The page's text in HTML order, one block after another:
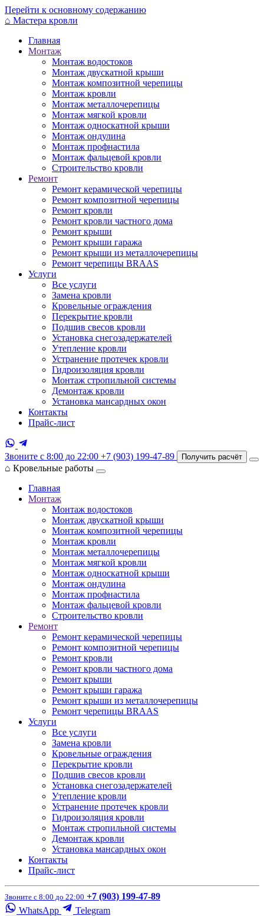
Перейти к основному содержанию
⌂ Мастера кровли
Главная
Монтаж
Монтаж водостоков
Монтаж двускатной крыши
Монтаж композитной черепицы
Монтаж кровли
Монтаж металлочерепицы
Монтаж мягкой кровли
Монтаж односкатной крыши
Монтаж ондулина
Монтаж профнастила
Монтаж фальцевой кровли
Строительство кровли
Ремонт
Ремонт керамической черепицы
Ремонт композитной черепицы
Ремонт кровли
Ремонт кровли частного дома
Ремонт крыши
Ремонт крыши гаража
Ремонт крыши из металлочерепицы
Ремонт черепицы BRAAS
Услуги
Все услуги
Замена кровли
Кровельные ограждения
Перекрытие кровли
Подшив свесов кровли
Установка снегозадержателей
Утепление кровли
Устранение протечек кровли
Гидроизоляция кровли
Монтаж стропильной системы
Демонтаж кровли
Установка мансардных окон
Контакты
Прайс-лист
Звоните с 8:00 до 22:00 +7 (903) 199-47-89 Получить расчёт
⌂ Кровельные работы
Главная
Монтаж
Монтаж водостоков
Монтаж двускатной крыши
Монтаж композитной черепицы
Монтаж кровли
Монтаж металлочерепицы
Монтаж мягкой кровли
Монтаж односкатной крыши
Монтаж ондулина
Монтаж профнастила
Монтаж фальцевой кровли
Строительство кровли
Ремонт
Ремонт керамической черепицы
Ремонт композитной черепицы
Ремонт кровли
Ремонт кровли частного дома
Ремонт крыши
Ремонт крыши гаража
Ремонт крыши из металлочерепицы
Ремонт черепицы BRAAS
Услуги
Все услуги
Замена кровли
Кровельные ограждения
Перекрытие кровли
Подшив свесов кровли
Установка снегозадержателей
Утепление кровли
Устранение протечек кровли
Гидроизоляция кровли
Монтаж стропильной системы
Демонтаж кровли
Установка мансардных окон
Контакты
Прайс-лист
Звоните с 8:00 до 22:00 +7 (903) 199-47-89
WhatsApp
Telegram